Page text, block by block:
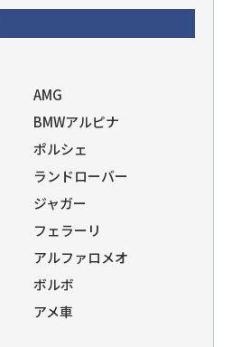
AMG
BMWアルピナ
ポルシェ
ランドローバー
ジャガー
フェラーリ
アルファロメオ
ボルボ
アメ車